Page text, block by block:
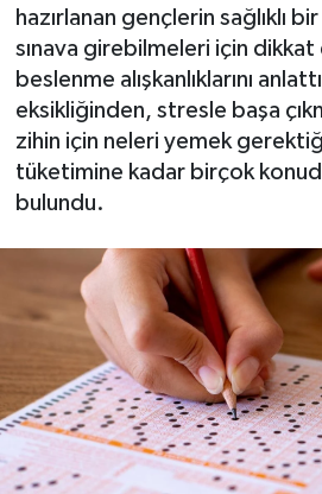
hazırlanan gençlerin sağlıklı
sınava girebilmeleri için
beslenme alışkanlıklarını
eksikliğinden, stresle başa
zihin için neleri yemek
tüketimine kadar birçok
bulundu.
Kültür - Sanat
Magazin
Politika
Spor
Yaşam
Çalışma Hayatı
Kadın